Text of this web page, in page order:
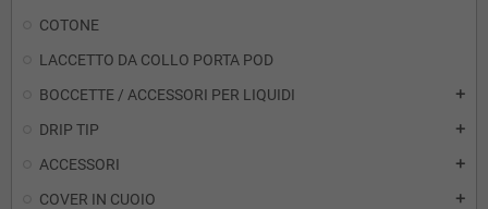
COTONE
LACCETTO DA COLLO PORTA POD
BOCCETTE / ACCESSORI PER LIQUIDI
add
DRIP TIP add
ACCESSORI add
COVER IN CUOIO add